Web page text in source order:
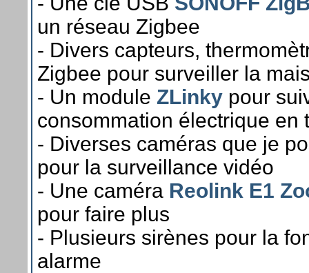
un réseau Zigbee
- Divers capteurs,
Zigbee pour surveiller la
- Un module ZLinky pour
consommation électrique en
- Diverses caméras que je
pour la surveillance vidéo
- Une caméra Reolink E1
pour faire plus
- Plusieurs sirènes pour la
alarme